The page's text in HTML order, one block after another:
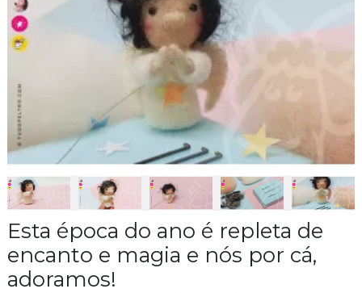
Esta época do ano é repleta de
encanto e magia e nós por cá,
adoramos!